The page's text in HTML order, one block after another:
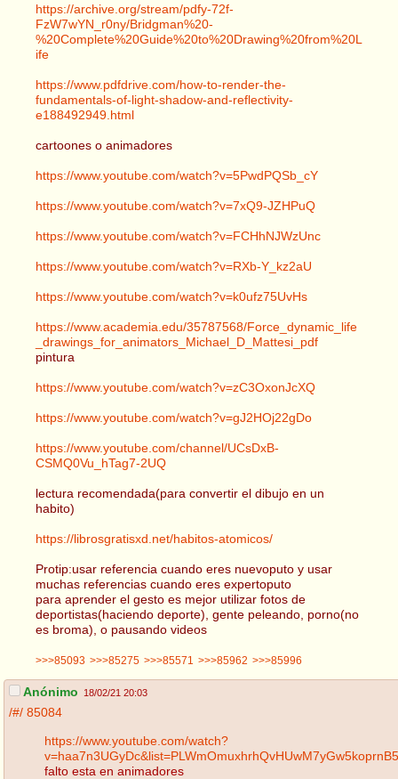
https://archive.org/stream/pdfy-72f-
FzW7wYN_r0ny/Bridgman%20-
%20Complete%20Guide%20to%20Drawing%20from%20L
ife
https://www.pdfdrive.com/how-to-render-the-
fundamentals-of-light-shadow-and-reflectivity-
e188492949.html
cartoones o animadores
https://www.youtube.com/watch?v=5PwdPQSb_cY
https://www.youtube.com/watch?v=7xQ9-JZHPuQ
https://www.youtube.com/watch?v=FCHhNJWzUnc
https://www.youtube.com/watch?v=RXb-Y_kz2aU
https://www.youtube.com/watch?v=k0ufz75UvHs
https://www.academia.edu/35787568/Force_dynamic_life
_drawings_for_animators_Michael_D_Mattesi_pdf
pintura
https://www.youtube.com/watch?v=zC3OxonJcXQ
https://www.youtube.com/watch?v=gJ2HOj22gDo
https://www.youtube.com/channel/UCsDxB-
CSMQ0Vu_hTag7-2UQ
lectura recomendada(para convertir el dibujo en un
habito)
https://librosgratisxd.net/habitos-atomicos/
Protip:usar referencia cuando eres nuevoputo y usar
muchas referencias cuando eres expertoputo
para aprender el gesto es mejor utilizar fotos de
deportistas(haciendo deporte), gente peleando, porno(no
es broma), o pausando videos
>>>85093 >>>85275 >>>85571 >>>85962 >>>85996
Anónimo 18/02/21 20:03
/#/ 85084
https://www.youtube.com/watch?
falto esta en animadores